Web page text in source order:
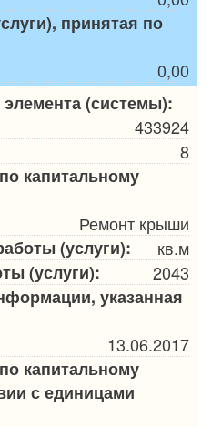
принятая по
0,00
элемента (системы):
433924
8
капитальному
Ремонт крыши
(услуги):
кв.м
(услуги):
2043
указанная
13.06.2017
капитальному
с единицами